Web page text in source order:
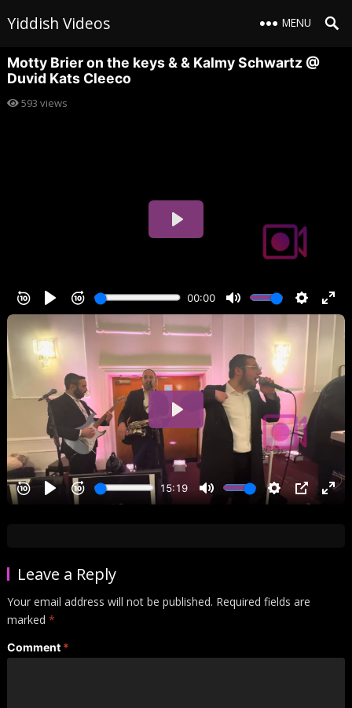
Yiddish Videos MENU
Motty Brier on the keys & & Kalmy Schwartz @
Duvid Kats Cleeco
593 views
Leave a Reply
Your email address will not be published. Required fields are
marked *
Comment *